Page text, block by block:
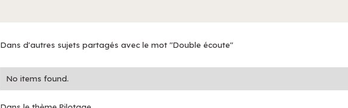
Dans d'autres sujets partagés avec le mot "Double écoute"
No items found.